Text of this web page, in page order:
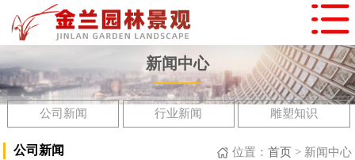
新闻中心
公司新闻 行业新闻 雕塑知识
公司新闻 位置： 首页> 新闻中心